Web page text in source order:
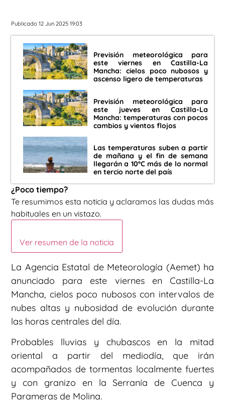
Publicado 12 Jun 2025 19:03
Previsión meteorológica para
este viernes en Castilla-La
Mancha: cielos poco nubosos y
ascenso ligero de temperaturas
Previsión meteorológica para
este jueves en Castilla-La
Mancha: temperaturas con pocos
cambios y vientos flojos
Las temperaturas suben a partir
de mañana y el fin de semana
llegarán a 10ºC más de lo normal
en tercio norte del país
¿Poco tiempo?
Te resumimos esta noticia y aclaramos las dudas más
habituales en un vistazo.
Ver resumen de la noticia
La Agencia Estatal de Meteorología (Aemet) ha
anunciado para este viernes en Castilla-La
Mancha, cielos poco nubosos con intervalos de
nubes altas y nubosidad de evolución durante
las horas centrales del día.
Probables lluvias y chubascos en la mitad
oriental a partir del mediodía, que irán
acompañados de tormentas localmente fuertes
y con granizo en la Serranía de Cuenca y
Parameras de Molina.